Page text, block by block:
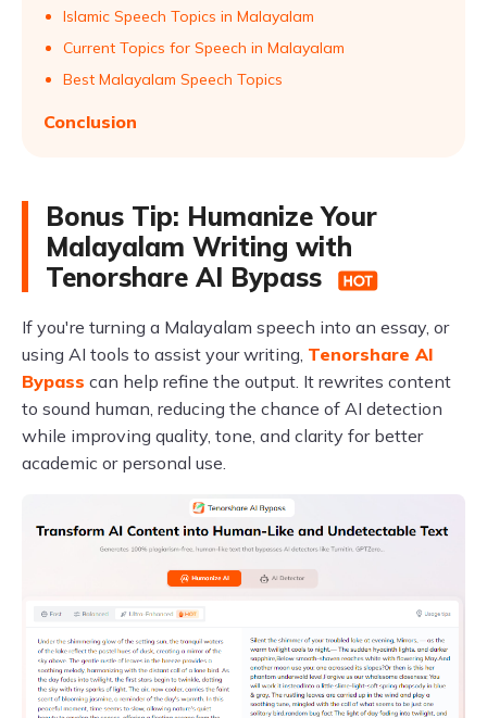
Islamic Speech Topics in Malayalam
Current Topics for Speech in Malayalam
Best Malayalam Speech Topics
Conclusion
Bonus Tip: Humanize Your
Malayalam Writing with
Tenorshare AI Bypass
If you're turning a Malayalam speech into an essay, or
using AI tools to assist your writing, Tenorshare AI
Bypass can help refine the output. It rewrites content
to sound human, reducing the chance of AI detection
while improving quality, tone, and clarity for better
academic or personal use.